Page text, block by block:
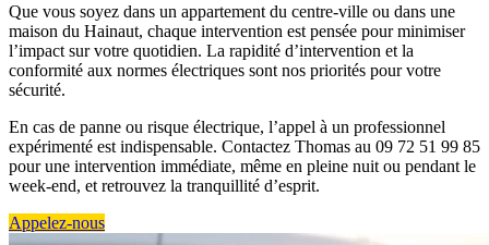
Que vous soyez dans un appartement du centre-ville ou dans une
maison du Hainaut, chaque intervention est pensée pour minimiser
l’impact sur votre quotidien. La rapidité d’intervention et la
conformité aux normes électriques sont nos priorités pour votre
sécurité.
En cas de panne ou risque électrique, l’appel à un professionnel
expérimenté est indispensable. Contactez Thomas au 09 72 51 99 85
pour une intervention immédiate, même en pleine nuit ou pendant le
week-end, et retrouvez la tranquillité d’esprit.
Appelez-nous